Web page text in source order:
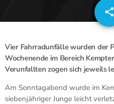
share
email
Vier Fahrradunfälle wurden der
Wochenende im Bereich
Verunfallten zogen sich jeweils
Am Sonntagabend wurde im
siebenjähriger Junge leicht